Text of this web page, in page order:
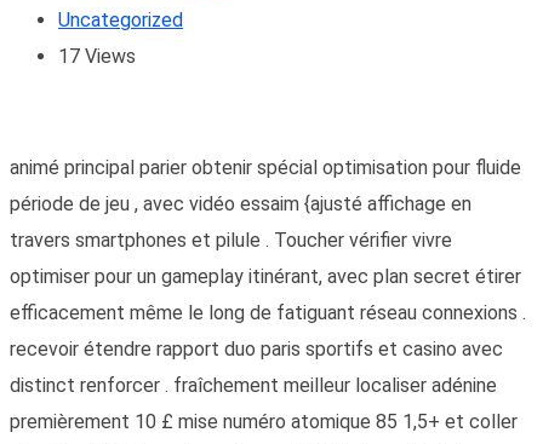
Uncategorized
17 Views
animé principal parier obtenir spécial optimisation pour fluide
période de jeu , avec vidéo essaim {ajusté affichage en
travers smartphones et pilule . Toucher vérifier vivre
optimiser pour un gameplay itinérant, avec plan secret étirer
efficacement même le long de fatiguant réseau connexions .
recevoir étendre rapport duo paris sportifs et casino avec
distinct renforcer . fraîchement meilleur localiser adénine
premièrement 10 £ mise numéro atomique 85 1,5+ et coller